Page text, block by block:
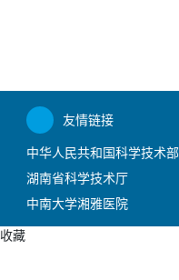
友情链接
中华人民共和国科学技术部
湖南省科学技术厅
中南大学湘雅医院
收藏